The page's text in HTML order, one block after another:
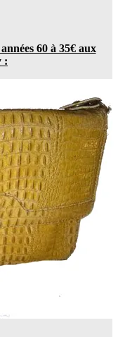
60 à 35€ aux
: